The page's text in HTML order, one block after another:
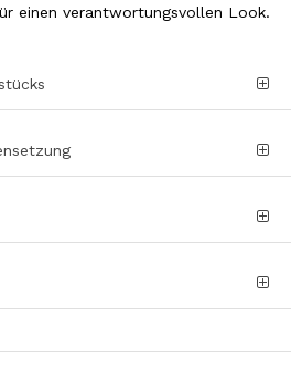
einen verantwortungsvollen Look.